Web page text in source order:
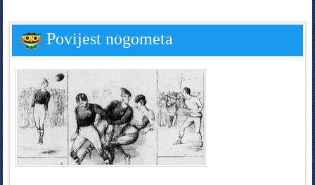
Povijest nogometa